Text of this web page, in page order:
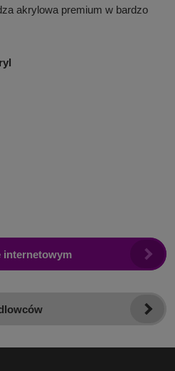
akrylowa premium w bardzo
internetowym